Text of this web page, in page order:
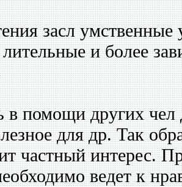
засл умственные
и более
в помощи других чел
для др. Так
частный интерес.
ведет к